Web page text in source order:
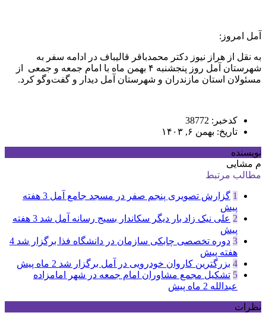
آمل امروز:
به نقل از هراز نیوز دکتر محمدباقر قالیباف در ادامه سفر به
شهرستان آمل روز پنجشنبه ۴ بهمن ماه با امام جمعه و جمعی از
مسئولان استان مازندران و شهرستان آمل دیدار و گفت‌وگو کرد.
کدخبر: 38772
تاریخ: بهمن ۶, ۱۴۰۳
نویسنده
م مشایی
مطالب مرتبط
1 گزارش تصویری پنجم صفر در مسجد جامع آمل
3 هفته
پیش
2 علی نیک زاد بار دیگر سکاندار بسیج رسانه آمل شد
3 هفته
پیش
3 دوره تخصصی چابکی سازمان در دانشگاه فذا برگزار شد 4
هفته پیش
4 بزرگترین کاروان خودرویی در آمل برگزار شد 2 ماه پیش
5 تشکیل مجمع مشاوران امام جمعه در شهر امامزاده
عبدالله 2 ماه پیش
نظرات